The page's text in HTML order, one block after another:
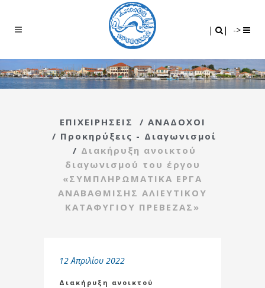
| | ->
ΕΠΙΧΕΙΡΗΣΕΙΣ / ΑΝΑΔΟΧΟΙ
/ Προκηρύξεις - Διαγωνισμοί
/ Διακήρυξη ανοικτού
διαγωνισμού του έργου
«ΣΥΜΠΛΗΡΩΜΑΤΙΚΑ ΕΡΓΑ
ΑΝΑΒΑΘΜΙΣΗΣ ΑΛΙΕΥΤΙΚΟΥ
ΚΑΤΑΦΥΓΙΟΥ ΠΡΕΒΕΖΑΣ»
12 Απριλίου 2022
Διακήρυξη ανοικτού